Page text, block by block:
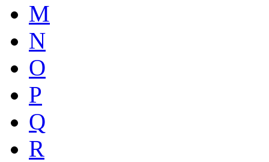
M
N
O
P
Q
R